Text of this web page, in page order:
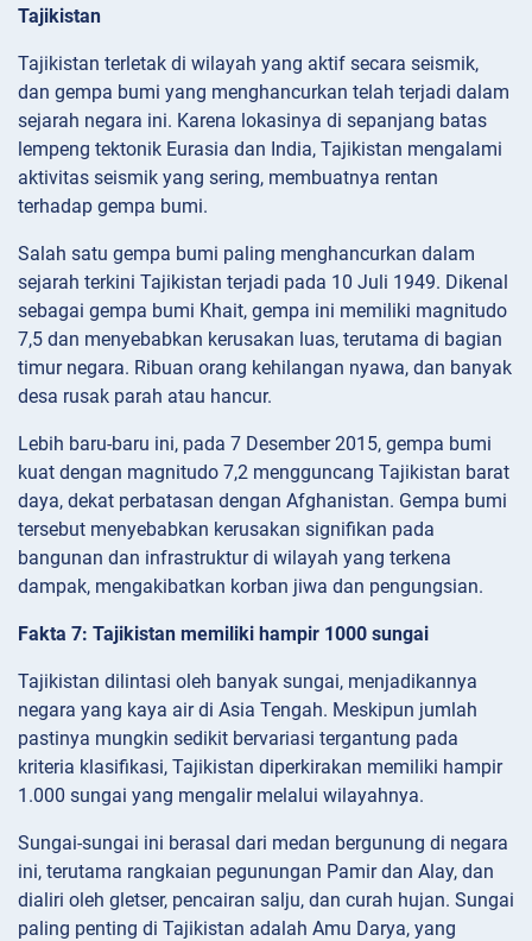
Tajikistan
Tajikistan terletak di wilayah yang aktif secara seismik,
dan gempa bumi yang menghancurkan telah terjadi dalam
sejarah negara ini. Karena lokasinya di sepanjang batas
lempeng tektonik Eurasia dan India, Tajikistan mengalami
aktivitas seismik yang sering, membuatnya rentan
terhadap gempa bumi.
Salah satu gempa bumi paling menghancurkan dalam
sejarah terkini Tajikistan terjadi pada 10 Juli 1949. Dikenal
sebagai gempa bumi Khait, gempa ini memiliki magnitudo
7,5 dan menyebabkan kerusakan luas, terutama di bagian
timur negara. Ribuan orang kehilangan nyawa, dan banyak
desa rusak parah atau hancur.
Lebih baru-baru ini, pada 7 Desember 2015, gempa bumi
kuat dengan magnitudo 7,2 mengguncang Tajikistan barat
daya, dekat perbatasan dengan Afghanistan. Gempa bumi
tersebut menyebabkan kerusakan signifikan pada
bangunan dan infrastruktur di wilayah yang terkena
dampak, mengakibatkan korban jiwa dan pengungsian.
Fakta 7: Tajikistan memiliki hampir 1000 sungai
Tajikistan dilintasi oleh banyak sungai, menjadikannya
negara yang kaya air di Asia Tengah. Meskipun jumlah
pastinya mungkin sedikit bervariasi tergantung pada
kriteria klasifikasi, Tajikistan diperkirakan memiliki hampir
1.000 sungai yang mengalir melalui wilayahnya.
Sungai-sungai ini berasal dari medan bergunung di negara
ini, terutama rangkaian pegunungan Pamir dan Alay, dan
dialiri oleh gletser, pencairan salju, dan curah hujan. Sungai
paling penting di Tajikistan adalah Amu Darya, yang